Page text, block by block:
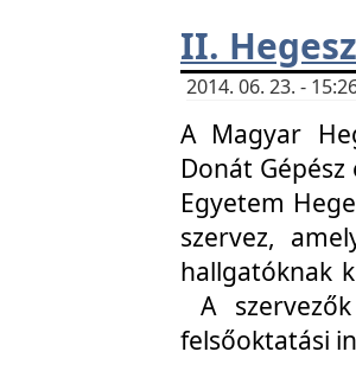
II.
2014. 06. 23. -
A Magyar
Donát
Egyetem
szervez,
hallgatóknak
A
felsőoktatási